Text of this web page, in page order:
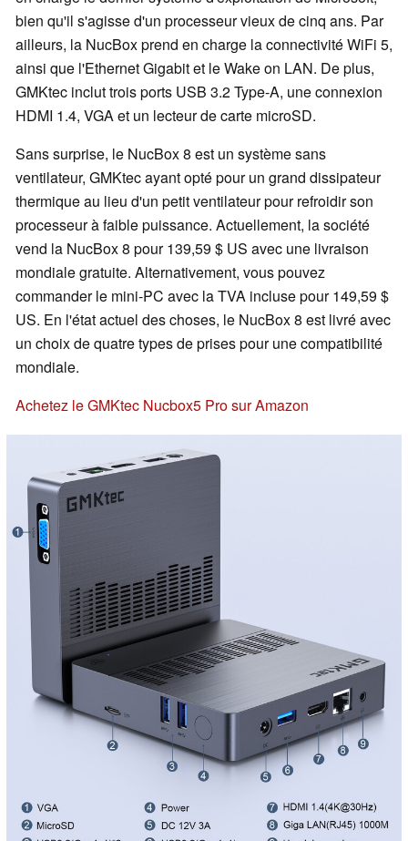
bien qu'il s'agisse d'un processeur vieux de cinq ans. Par
ailleurs, la NucBox prend en charge la connectivité WiFi 5,
ainsi que l'Ethernet Gigabit et le Wake on LAN. De plus,
GMKtec inclut trois ports USB 3.2 Type-A, une connexion
HDMI 1.4, VGA et un lecteur de carte microSD.
Sans surprise, le NucBox 8 est un système sans
ventilateur, GMKtec ayant opté pour un grand dissipateur
thermique au lieu d'un petit ventilateur pour refroidir son
processeur à faible puissance. Actuellement, la société
vend la NucBox 8 pour 139,59 $ US avec une livraison
mondiale gratuite. Alternativement, vous pouvez
commander le mini-PC avec la TVA incluse pour 149,59 $
US. En l'état actuel des choses, le NucBox 8 est livré avec
un choix de quatre types de prises pour une compatibilité
mondiale.
Achetez le GMKtec Nucbox5 Pro sur Amazon